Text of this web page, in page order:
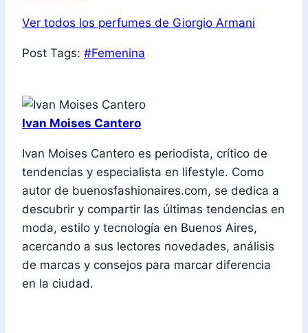
Ver todos los perfumes de Giorgio Armani
Post Tags: #Femenina
Ivan Moises Cantero
Ivan Moises Cantero es periodista, crítico de
tendencias y especialista en lifestyle. Como
autor de buenosfashionaires.com, se dedica a
descubrir y compartir las últimas tendencias en
moda, estilo y tecnología en Buenos Aires,
acercando a sus lectores novedades, análisis
de marcas y consejos para marcar diferencia
en la ciudad.